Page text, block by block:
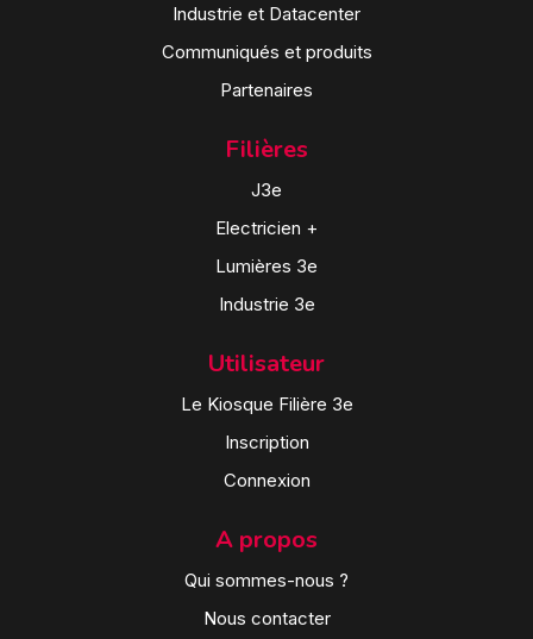
Industrie et Datacenter
Communiqués et produits
Partenaires
Filières
J3e
Electricien +
Lumières 3e
Industrie 3e
Utilisateur
Le Kiosque Filière 3e
Inscription
Connexion
A propos
Qui sommes-nous ?
Nous contacter